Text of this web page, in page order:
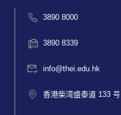
3890 8000
3890 8339
info@thei.edu.hk
香港柴湾盛泰道 133 号